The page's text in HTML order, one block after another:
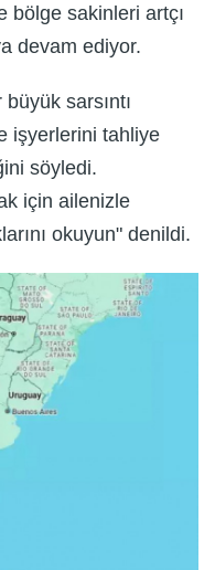
bölge sakinleri artçı
devam ediyor.
sarsıntı
işyerlerini tahliye
söyledi.
için ailenizle
okuyun" denildi.